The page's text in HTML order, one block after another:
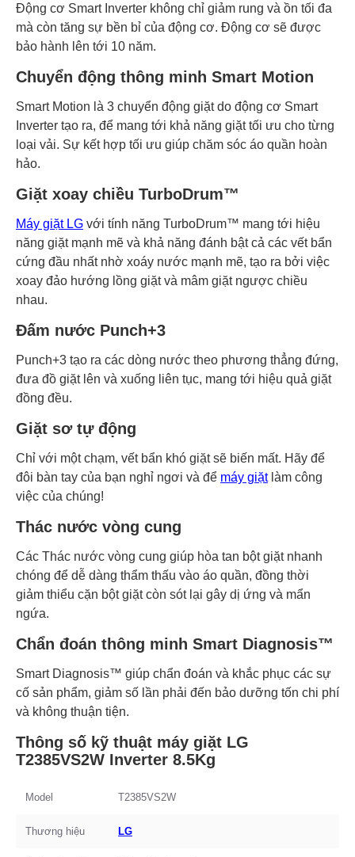
Động cơ Smart Inverter không chỉ giảm rung và ồn tối đa
mà còn tăng sự bền bỉ của động cơ. Động cơ sẽ được
bảo hành lên tới 10 năm.
Chuyển động thông minh Smart Motion
Smart Motion là 3 chuyển động giặt do động cơ Smart
Inverter tạo ra, để mang tới khả năng giặt tối ưu cho từng
loại vải. Sự kết hợp tối ưu giúp chăm sóc áo quần hoàn
hảo.
Giặt xoay chiều TurboDrum™
Máy giặt LG với tính năng TurboDrum™ mang tới hiệu
năng giặt mạnh mẽ và khả năng đánh bật cả các vết bẩn
cứng đầu nhất nhờ xoáy nước mạnh mẽ, tạo ra bởi việc
xoay đảo hướng lồng giặt và mâm giặt ngược chiều
nhau.
Đấm nước Punch+3
Punch+3 tạo ra các dòng nước theo phương thẳng đứng,
đưa đồ giặt lên và xuống liên tục, mang tới hiệu quả giặt
đồng đều.
Giặt sơ tự động
Chỉ với một chạm, vết bẩn khó giặt sẽ biến mất. Hãy để
đôi bàn tay của bạn nghỉ ngơi và để máy giặtlàm công
việc của chúng!
Thác nước vòng cung
Các Thác nước vòng cung giúp hòa tan bột giặt nhanh
chóng để dễ dàng thẩm thấu vào áo quần, đồng thời
giảm thiểu cặn bột giặt còn sót lại gây dị ứng và mẩn
ngứa.
Chẩn đoán thông minh Smart Diagnosis™
Smart Diagnosis™ giúp chẩn đoán và khắc phục các sự
cố sản phẩm, giảm số lần phải đến bảo dưỡng tốn chi phí
và không thuận tiện.
Thông số kỹ thuật máy giặt LG
T2385VS2W Inverter 8.5Kg
Model T2385VS2W
Thương hiệu LG